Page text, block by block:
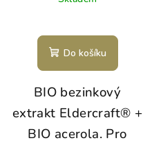
Do košíku
BIO bezinkový
extrakt Eldercraft® +
BIO acerola. Pro